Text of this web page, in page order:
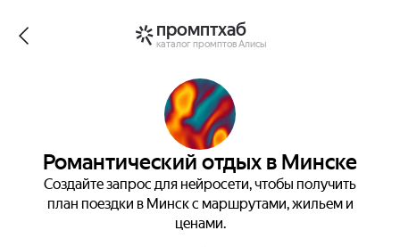
промптхаб
каталог промптов Алисы
Романтический отдых в Минске
Создайте запрос для нейросети, чтобы получить
план поездки в Минск с маршрутами, жильем и
ценами.